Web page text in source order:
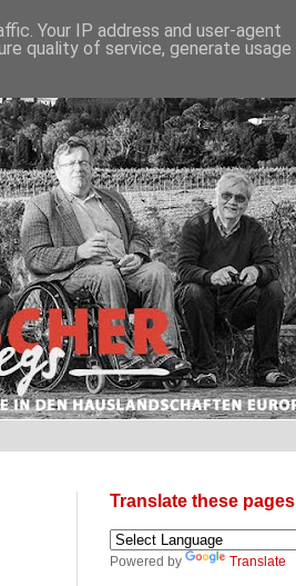
Translate these pages
Powered by Translate
Your IP address and user-agent
quality of service, generate usage